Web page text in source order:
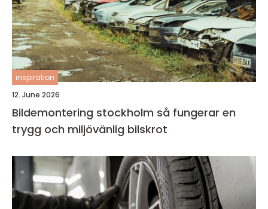
inspiration
12. June 2026
Bildemontering stockholm så fungerar en
trygg och miljövänlig bilskrot